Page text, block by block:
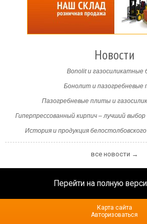
Новости
Bonolit и газосиликатные
Бонолит и пазогребневые
Пазогребневые плиты и
Гиперпрессованный кирпич – лучший
История и продукция
все новости →
Перейти на полную
Карта сайта
Авторизоваться